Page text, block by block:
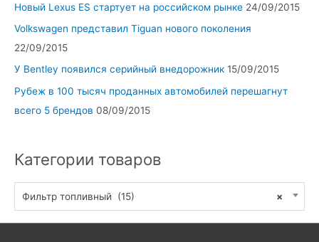
Новый Lexus ES стартует на российском рынке 24/09/2015
Volkswagen представил Tiguan нового поколения
22/09/2015
У Bentley появился серийный внедорожник 15/09/2015
Рубеж в 100 тысяч проданных автомобилей перешагнут
всего 5 брендов 08/09/2015
Категории товаров
×
Фильтр топливный (15)